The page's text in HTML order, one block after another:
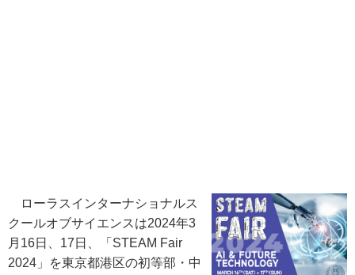
ローラスインターナショナルス
クールオブサイエンスは2024年3
月16日、17日、「STEAM Fair
2024」を東京都港区の初等部・中